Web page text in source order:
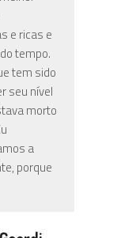
e ricas e
tempo.
tem sido
seu nível
morto
a
porque